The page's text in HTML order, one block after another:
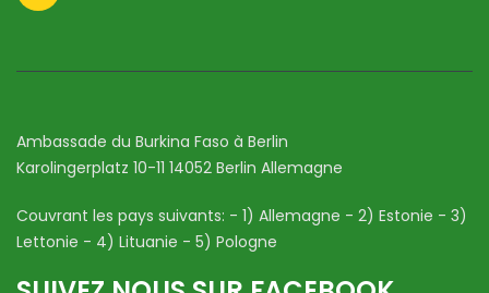
Ambassade du Burkina Faso à Berlin
Karolingerplatz 10-11 14052 Berlin Allemagne
Couvrant les pays suivants: - 1) Allemagne - 2) Estonie - 3)
Lettonie - 4) Lituanie - 5) Pologne